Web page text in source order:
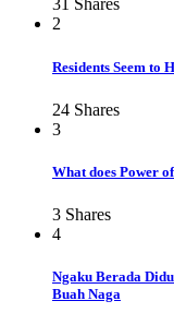
31 Shares
2
Residents Seem to
24 Shares
3
What does Power
3 Shares
4
Ngaku Berada
Buah Naga